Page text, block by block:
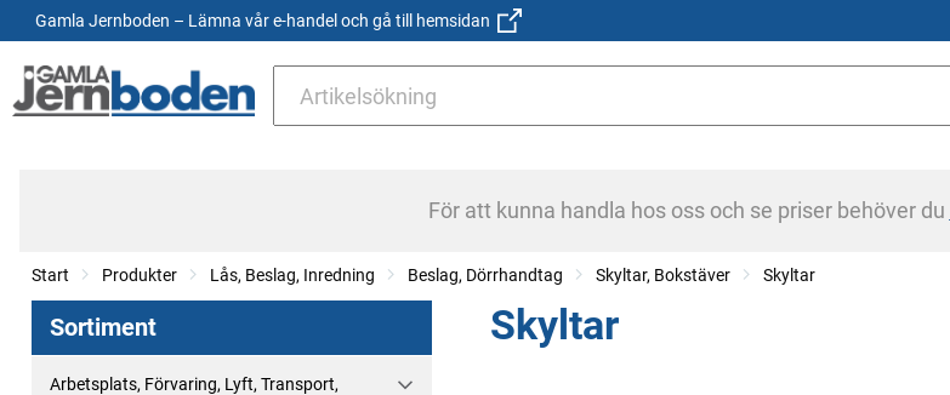
Gamla Jernboden – Lämna vår e-handel och gå till hemsidan
För att kunna handla hos oss och se priser behöver du
Start Produkter Lås, Beslag, Inredning Beslag, Dörrhandtag Skyltar, Bokstäver Skyltar
Sortiment
Arbetsplats, Förvaring, Lyft, Transport,
Skyltar